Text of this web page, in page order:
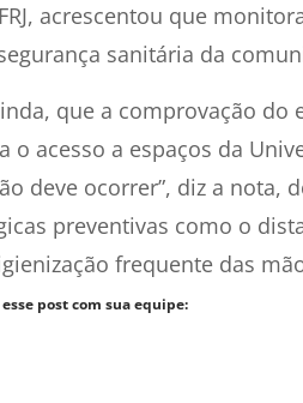
acrescentou que
sanitária da
que a comprovação
o acesso a espaços da
deve ocorrer”, diz a nota,
preventivas como o
frequente das
post com sua equipe: